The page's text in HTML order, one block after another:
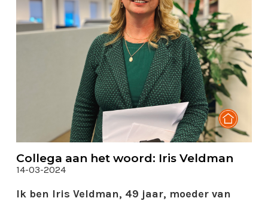
Collega aan het woord: Iris Veldman
14-03-2024
Ik ben Iris Veldman, 49 jaar, moeder van